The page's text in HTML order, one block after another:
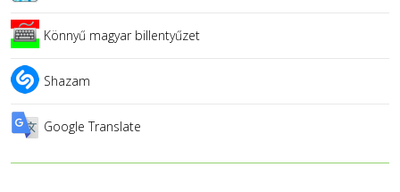
Könnyű magyar billentyűzet
Shazam
Google Translate